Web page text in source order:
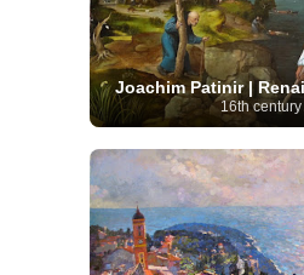
Joachim Patinir |
16th century